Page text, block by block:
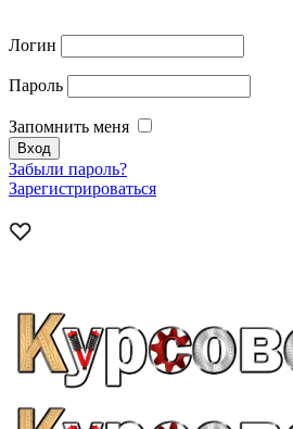
Логин
Пароль
Запомнить меня
Забыли пароль?
Зарегистрироваться